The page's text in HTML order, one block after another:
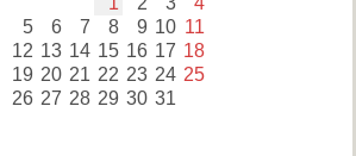
5 6 7 8 9 10 11
12 13 14 15 16 17 18
19 20 21 22 23 24 25
26 27 28 29 30 31